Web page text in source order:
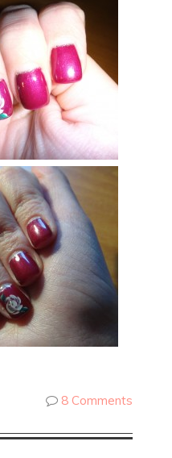
8 Comments